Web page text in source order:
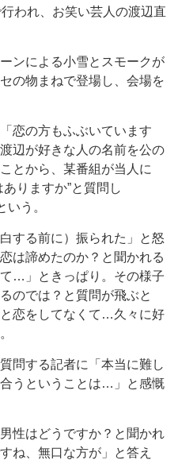
われ、お笑い芸人の渡辺直
ンによる小雪とスモークが
の物まねで登場し、会場を
恋の方もふぶいています
辺が好きな人の名前を公の
とから、某番組が当人に
りますか”と質問し
いう。
する前に）振られた」と怒
は諦めたのか？と聞かれる
…」ときっぱり。その様子
のでは？と質問が飛ぶと
と恋をしてなくて…久々に好
問する記者に「本当に難し
うということは…」と感慨
性はどうですか？と聞かれ
ね、無口な方が」と答え